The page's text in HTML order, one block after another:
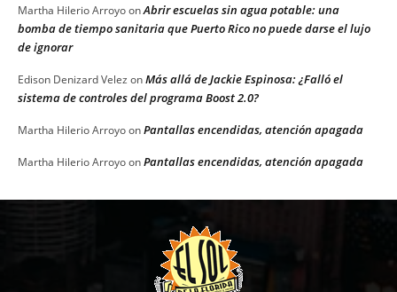
Martha Hilerio ArroyoonAbrir escuelas sin agua potable: una
bomba de tiempo sanitaria que Puerto Rico no puede darse el lujo
de ignorar
Edison Denizard Velez onMás allá de Jackie Espinosa: ¿Falló el
sistema de controles del programa Boost 2.0?
Martha Hilerio ArroyoonPantallas encendidas, atención apagada
Martha Hilerio ArroyoonPantallas encendidas, atención apagada